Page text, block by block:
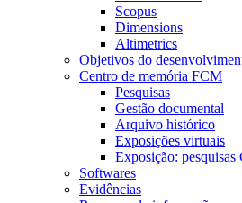
Scopus
Dimensions
Altimetrics
Objetivos do
Centro de memória FCM
Pesquisas
Gestão documental
Arquivo histórico
Exposições virtuais
Exposição:
Softwares
Evidências